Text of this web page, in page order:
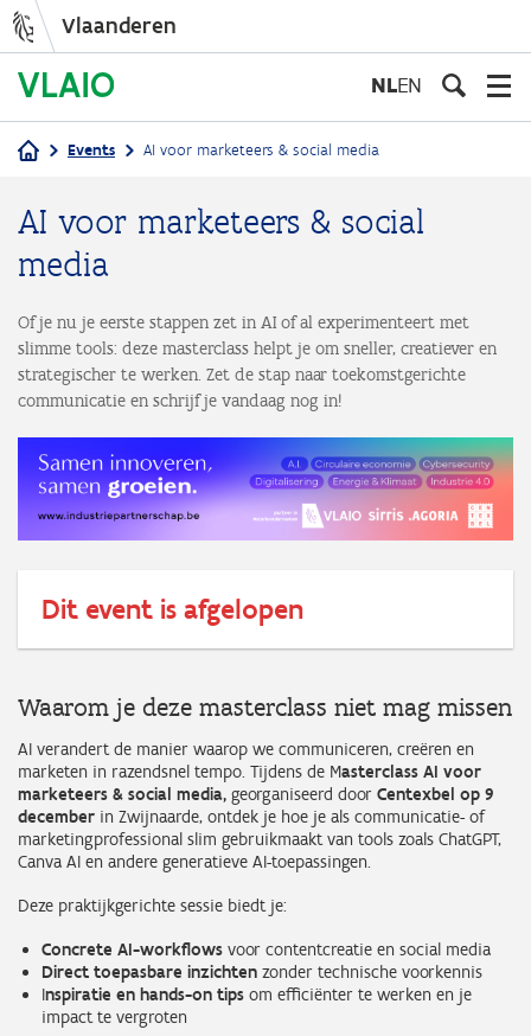
Vlaanderen
NLEN
Events AI voor marketeers & social media
AI voor marketeers & social
media
Of je nu je eerste stappen zet in AI of al experimenteert met
slimme tools: deze masterclass helpt je om sneller, creatiever en
strategischer te werken. Zet de stap naar toekomstgerichte
communicatie en schrijf je vandaag nog in!
Dit event is afgelopen
Waarom je deze masterclass niet mag missen
AI verandert de manier waarop we communiceren, creëren en
marketen in razendsnel tempo. Tijdens de Masterclass AI voor
marketeers & social media, georganiseerd door Centexbel op 9
december in Zwijnaarde, ontdek je hoe je als communicatie- of
marketingprofessional slim gebruikmaakt van tools zoals ChatGPT,
Canva AI en andere generatieve AI-toepassingen.
Deze praktijkgerichte sessie biedt je:
Concrete AI-workflows voor contentcreatie en social media
Direct toepasbare inzichten zonder technische voorkennis
Inspiratie en hands-on tips om efficiënter te werken en je
impact te vergroten